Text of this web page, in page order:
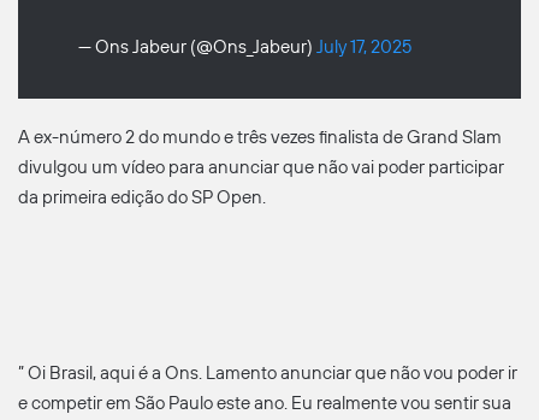
— Ons Jabeur (@Ons_Jabeur) July 17, 2025
A ex-número 2 do mundo e três vezes finalista de Grand Slam
divulgou um vídeo para anunciar que não vai poder participar
da primeira edição do SP Open.
” Oi Brasil, aqui é a Ons. Lamento anunciar que não vou poder ir
e competir em São Paulo este ano. Eu realmente vou sentir sua